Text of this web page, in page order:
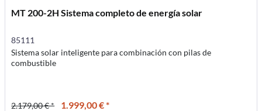
MT 200-2H Sistema completo de energía solar
85111
Sistema solar inteligente para combinación con pilas de
combustible
2.179,00 € * 1.999,00 € *